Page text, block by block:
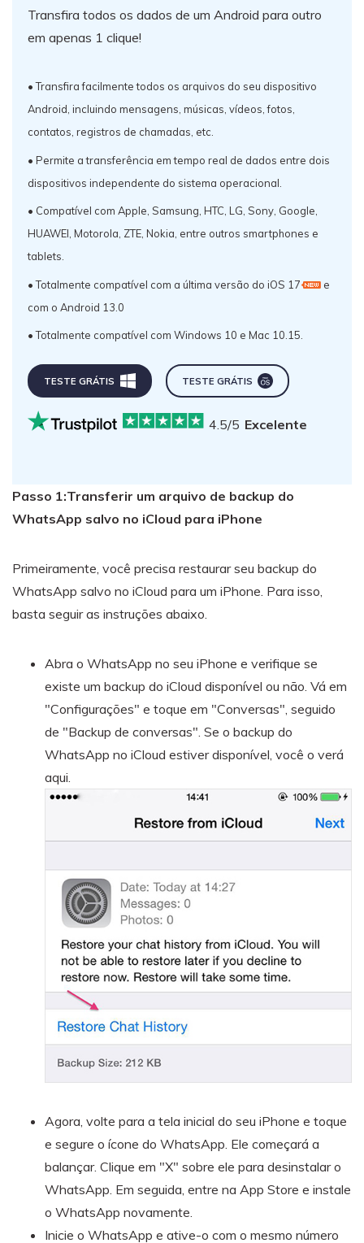
Transfira todos os dados de um Android para outro
em apenas 1 clique!
• Transfira facilmente todos os arquivos do seu dispositivo
Android, incluindo mensagens, músicas, vídeos, fotos,
contatos, registros de chamadas, etc.
• Permite a transferência em tempo real de dados entre dois
dispositivos independente do sistema operacional.
• Compatível com Apple, Samsung, HTC, LG, Sony, Google,
HUAWEI, Motorola, ZTE, Nokia, entre outros smartphones e
tablets.
• Totalmente compatível com a última versão do iOS 17
e
com o Android 13.0
• Totalmente compatível com Windows 10 e Mac 10.15.
TESTE GRÁTIS TESTE GRÁTIS
4.5/5 Excelente
Passo 1:Transferir um arquivo de backup do
WhatsApp salvo no iCloud para iPhone
Primeiramente, você precisa restaurar seu backup do
WhatsApp salvo no iCloud para um iPhone. Para isso,
basta seguir as instruções abaixo.
Abra o WhatsApp no seu iPhone e verifique se
existe um backup do iCloud disponível ou não. Vá em
"Configurações" e toque em "Conversas", seguido
de "Backup de conversas". Se o backup do
WhatsApp no iCloud estiver disponível, você o verá
aqui.
Agora, volte para a tela inicial do seu iPhone e toque
e segure o ícone do WhatsApp. Ele começará a
balançar. Clique em "X" sobre ele para desinstalar o
WhatsApp. Em seguida, entre na App Store e instale
o WhatsApp novamente.
Inicie o WhatsApp e ative-o com o mesmo número